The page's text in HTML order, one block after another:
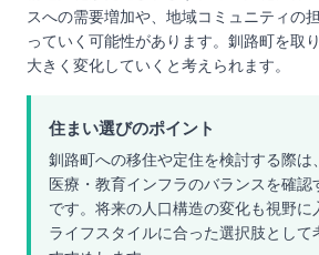
スへの需要増加や、地域コミュニティの
っていく可能性があります。釧路町を取
大きく変化していくと考えられます。
住まい選びのポイント
釧路町への移住や定住を検討する際は
医療・教育インフラのバランスを確認
です。将来の人口構造の変化も視野に
ライフスタイルに合った選択肢として